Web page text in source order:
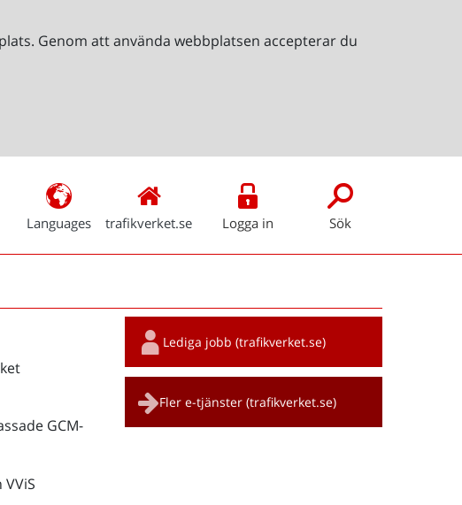
Genom att använda webbplatsen accepterar du
Languages trafikverket.se Logga in Sök
GCM-
Snabblänkar
Lediga jobb (trafikverket.se)
Fler e-tjänster (trafikverket.se)